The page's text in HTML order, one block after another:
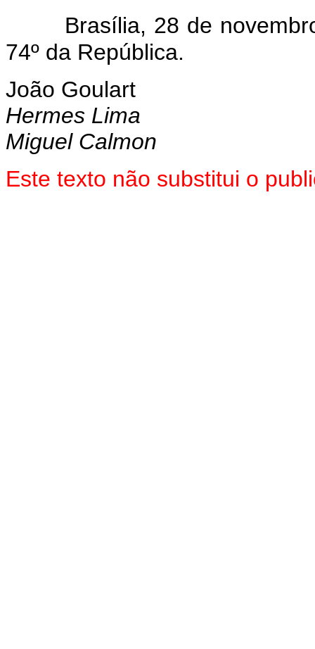
Brasília, 28 de
74º da República.
João Goulart
Hermes Lima
Miguel Calmon
Este texto não substitui o